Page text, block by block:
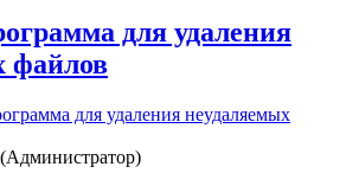
для удаления
файлов
для удаления неудаляемых